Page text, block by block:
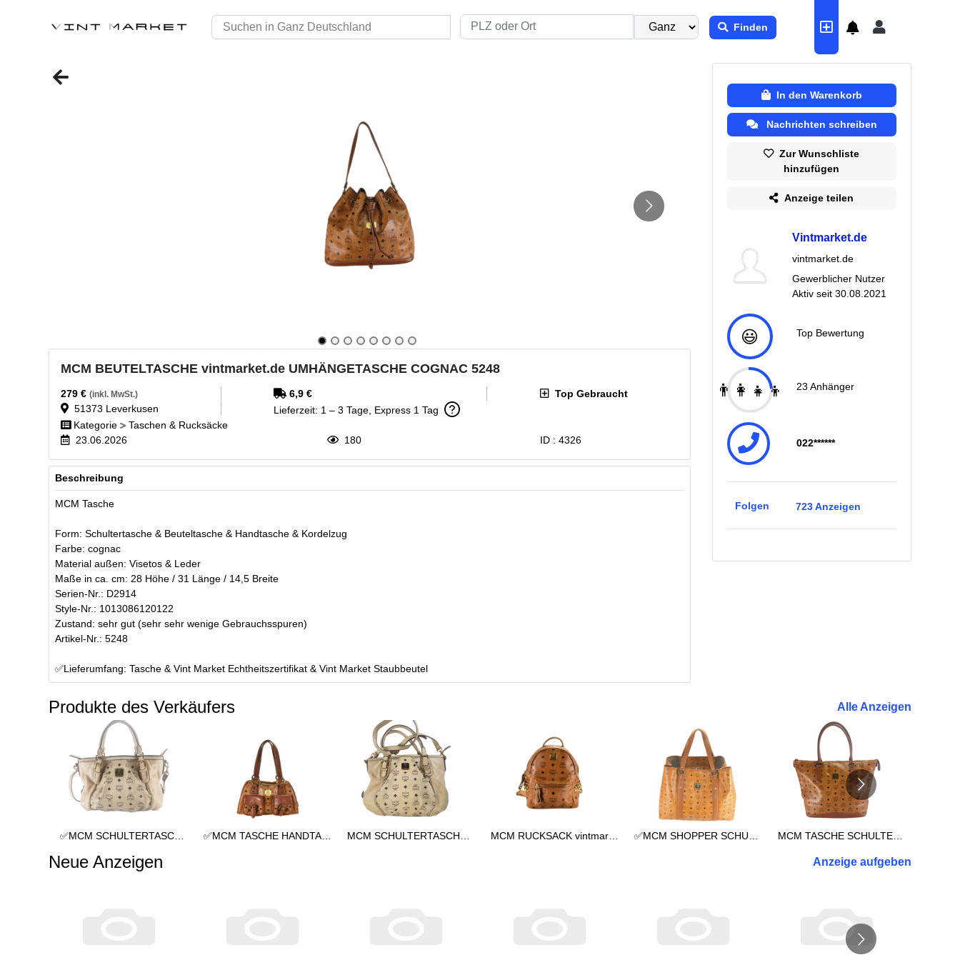
Finden
MCM BEUTELTASCHE vintmarket.de UMHÄNGETASCHE COGNAC 5248
279 € (inkl. MwSt.) 6,9 €
Top Gebraucht
51373 Leverkusen
Lieferzeit: 1 – 3 Tage, Express 1 Tag
Kategorie
Taschen & Rucksäcke
23.06.2026
180 ID : 4326
Beschreibung
MCM Tasche
Form: Schultertasche & Beuteltasche & Handtasche & Kordelzug
Farbe: cognac
Material außen: Visetos & Leder
Maße in ca. cm: 28 Höhe / 31 Länge / 14,5 Breite
Serien-Nr.: D2914
Style-Nr.: 1013086120122
Zustand: sehr gut (sehr sehr wenige Gebrauchsspuren)
Artikel-Nr.: 5248
✅Lieferumfang: Tasche & Vint Market Echtheitszertifikat & Vint Market Staubbeutel
In den Warenkorb
Nachrichten schreiben
Zur Wunschliste
hinzufügen
Anzeige teilen
Vintmarket.de
vintmarket.de
Gewerblicher Nutzer
Aktiv seit 30.08.2021
😃 Top Bewertung
👨‍👩‍👧‍👦 23 Anhänger
022******
Folgen 723Anzeigen
Produkte des Verkäufers Alle Anzeigen
✅MCM SCHULTERTASCHE vintmarket.de TASCHE CROSSBODY BEIGE 2352 ✅MCM TASCHE HANDTASCHE vintmarket.de COGNAC 2248 MCM SCHULTERTASCHE vintmarket.de TASCHE CROSSBODY BEIGE 2574 MCM RUCKSACK vintmarkert.de KLEIN LEDERRUCKSACK LEDER COGNAC 2473 ✅MCM SHOPPER SCHULTERTASCHE REISETASCHE TASCHE XXL COGNAC 3038 MCM TASCHE SCHULTERTASCHE vintmarket.de SHOPPER XL COGNAC 2714
Neue Anzeigen Anzeige aufgeben